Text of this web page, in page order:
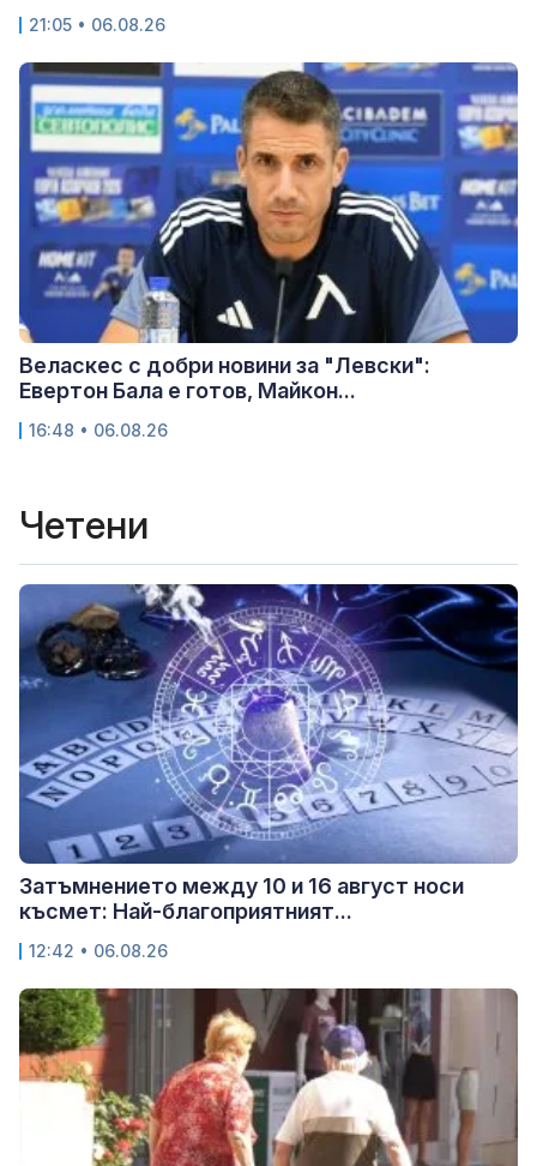
21:05 • 06.08.26
Веласкес с добри новини за "Левски":
Евертон Бала е готов, Майкон...
16:48 • 06.08.26
Четени
Затъмнението между 10 и 16 август носи
късмет: Най-благоприятният...
12:42 • 06.08.26